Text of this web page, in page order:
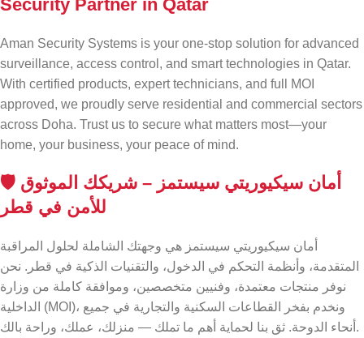
Security Partner in Qatar
Aman Security Systems is your one-stop solution for advanced
surveillance, access control, and smart technologies in Qatar.
With certified products, expert technicians, and full MOI
approved, we proudly serve residential and commercial sectors
across Doha. Trust us to secure what matters most—your
home, your business, your peace of mind.
🛡️ أمان سيكيوريتي سيستمز – شريكك الموثوق
للأمن في قطر
أمان سيكيوريتي سيستمز هي وجهتك الشاملة لحلول المراقبة
المتقدمة، وأنظمة التحكم في الدخول، والتقنيات الذكية في قطر. نحن
نوفر منتجات معتمدة، وفنيين متخصصين، وموافقة كاملة من وزارة
الداخلية (MOI)، ونخدم بفخر القطاعات السكنية والتجارية في جميع
أنحاء الدوحة. ثق بنا لحماية أهم ما تملك — منزلك، عملك، وراحة بالك.